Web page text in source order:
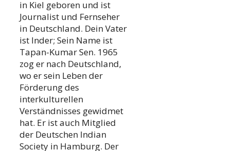
in Kiel geboren und ist
Journalist und Fernseher
in Deutschland. Dein Vater
ist Inder; Sein Name ist
Tapan-Kumar Sen. 1965
zog er nach Deutschland,
wo er sein Leben der
Förderung des
interkulturellen
Verständnisses gewidmet
hat. Er ist auch Mitglied
der Deutschen Indian
Society in Hamburg. Der